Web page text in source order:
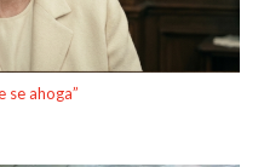
se ahoga”